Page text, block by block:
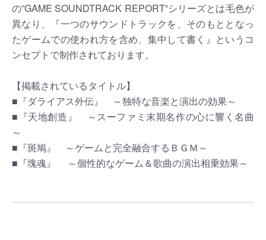
の”GAME SOUNDTRACK REPORT”シリーズとは毛色が
異なり、『一つのサウンドトラックを、そのもととなっ
たゲームでの使われ方を含め、集中して書く』というコ
ンセプトで制作されております。
【掲載されているタイトル】
■『ダライアス外伝』 ～独特な音楽と演出の効果～
■『天地創造』 ～スーファミ末期名作の心に響く名曲
～
■『斑鳩』 ～ゲームと完全融合するＢＧＭ～
■『塊魂』 ～個性的なゲーム＆歌曲の演出相乗効果～